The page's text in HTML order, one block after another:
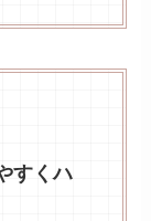
すくハ